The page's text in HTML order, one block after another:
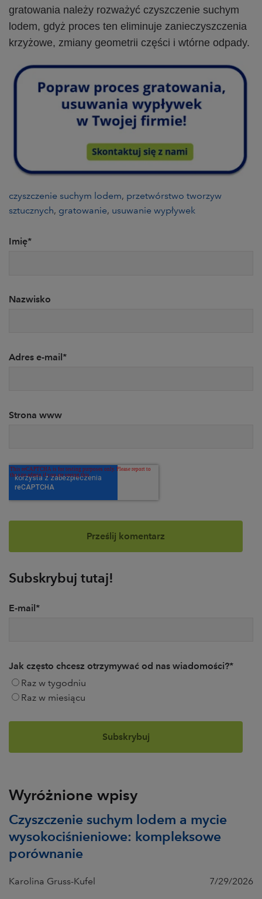
gratowania należy rozważyć czyszczenie suchym
lodem, gdyż proces ten eliminuje zanieczyszczenia
krzyżowe, zmiany geometrii części i wtórne odpady.
czyszczenie suchym lodem, przetwórstwo tworzyw
sztucznych, gratowanie, usuwanie wypływek
Imię*
Nazwisko
Adres e-mail*
Strona www
Subskrybuj tutaj!
E-mail*
Jak często chcesz otrzymywać od nas wiadomości?*
Raz w tygodniu
Raz w miesiącu
Wyróżnione wpisy
Czyszczenie suchym lodem a mycie
wysokociśnieniowe: kompleksowe
porównanie
Karolina Gruss-Kufel 7/29/2026